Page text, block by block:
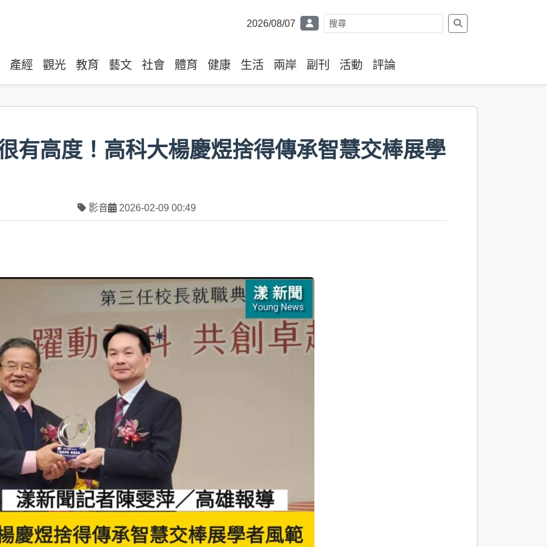
2026/08/07
產經 觀光 教育 藝文 社會 體育 健康 生活 兩岸 副刊 活動 評論
有高度！高科大楊慶煜捨得傳承智慧交棒展學
影音 2026-02-09 00:49